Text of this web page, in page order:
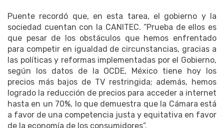
Puente recordó que, en esta tarea, el gobierno y la
sociedad cuentan con la CANITEC. “Prueba de ellos es
que pesar de los obstáculos que hemos enfrentado
para competir en igualdad de circunstancias, gracias a
las políticas y reformas implementadas por el Gobierno,
según los datos de la OCDE, México tiene hoy los
precios más bajos de TV restringida; además, hemos
logrado la reducción de precios para acceder a internet
hasta en un 70%, lo que demuestra que la Cámara está
a favor de una competencia justa y equitativa en favor
de la economía de los consumidores”.